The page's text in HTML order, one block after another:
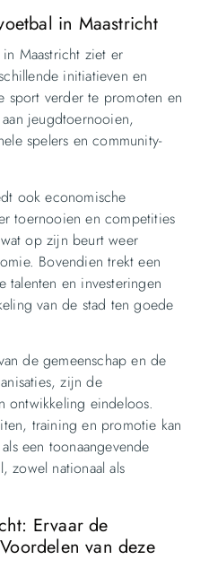
in Maastricht
Maastricht ziet er
initiatieven en
sport verder te promoten en
jeugdtoernooien,
spelers en community-
ook economische
toernooien en competities
op zijn beurt weer
Bovendien trekt een
talenten en investeringen
van de stad ten goede
de gemeenschap en de
zijn de
ontwikkeling eindeloos.
training en promotie kan
een toonaangevende
zowel nationaal als
Ervaar de
van deze